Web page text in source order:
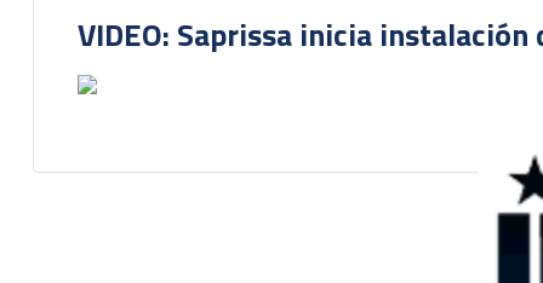
VIDEO: Saprissa inicia